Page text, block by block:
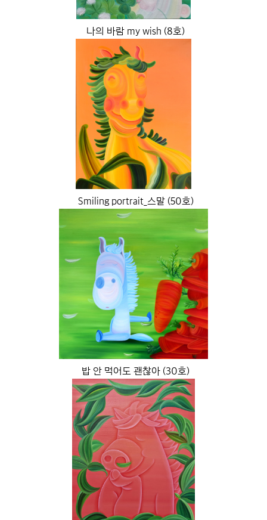
나의 바람 my wish (8호)
Smiling portrait_스말 (50호)
밥 안 먹어도 괜찮아 (30호)